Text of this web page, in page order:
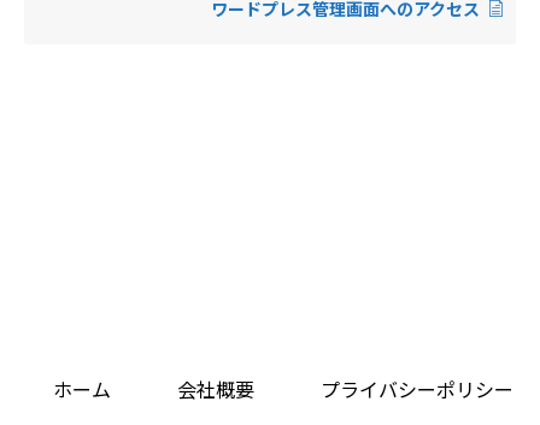
ワードプレス管理画面へのアクセス
ホーム 会社概要 プライバシーポリシー